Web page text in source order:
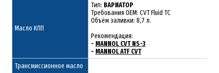
Масло КПП
Тип: ВАРИАТОР
Требования OEM: CVT Fluid TC
Объём заливки: 8,7 л.
Рекомендация:
- MANNOL CVT NS-3
- MANNOL ATF CVT
Трансмиссионное масло